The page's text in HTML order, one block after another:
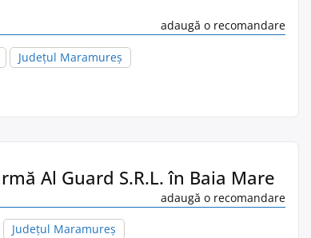
adaugă o recomandare
Județul Maramureș
Al Guard S.R.L. în Baia Mare
adaugă o recomandare
Județul Maramureș